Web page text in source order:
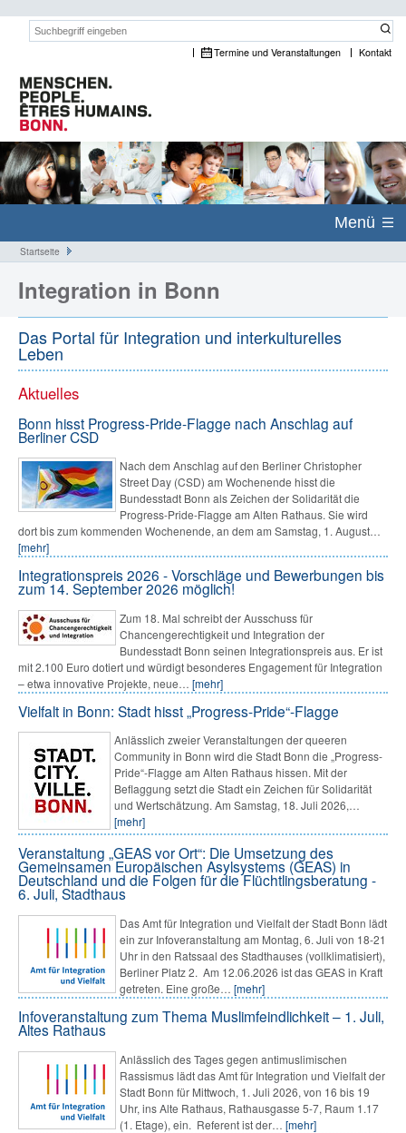
Suchwort:
Termine und Veranstaltungen Kontakt
Menü
Startseite
Integration in Bonn
Das Portal für Integration und interkulturelles
Leben
Aktuelles
Bonn hisst Progress-Pride-Flagge nach Anschlag auf
Berliner CSD
Nach dem Anschlag auf den Berliner Christopher
Street Day (CSD) am Wochenende hisst die
Bundesstadt Bonn als Zeichen der Solidarität die
Progress-Pride-Flagge am Alten Rathaus. Sie wird
dort bis zum kommenden Wochenende, an dem am Samstag, 1. August…
[mehr]
Integrationspreis 2026 - Vorschläge und Bewerbungen bis
zum 14. September 2026 möglich!
Zum 18. Mal schreibt der Ausschuss für
Chancengerechtigkeit und Integration der
Bundesstadt Bonn seinen Integrationspreis aus. Er ist
mit 2.100 Euro dotiert und würdigt besonderes Engagement für Integration
– etwa innovative Projekte, neue… [mehr]
Vielfalt in Bonn: Stadt hisst „Progress-Pride“-Flagge
Anlässlich zweier Veranstaltungen der queeren
Community in Bonn wird die Stadt Bonn die „Progress-
Pride“-Flagge am Alten Rathaus hissen. Mit der
Beflaggung setzt die Stadt ein Zeichen für Solidarität
und Wertschätzung. Am Samstag, 18. Juli 2026,…
[mehr]
Veranstaltung „GEAS vor Ort“: Die Umsetzung des
Gemeinsamen Europäischen Asylsystems (GEAS) in
Deutschland und die Folgen für die Flüchtlingsberatung -
6. Juli, Stadthaus
Das Amt für Integration und Vielfalt der Stadt Bonn lädt
ein zur Infoveranstaltung am Montag, 6. Juli von 18-21
Uhr in den Ratssaal des Stadthauses (vollklimatisiert),
Berliner Platz 2. Am 12.06.2026 ist das GEAS in Kraft
getreten. Eine große… [mehr]
Infoveranstaltung zum Thema Muslimfeindlichkeit – 1. Juli,
Altes Rathaus
Anlässlich des Tages gegen antimuslimischen
Rassismus lädt das Amt für Integration und Vielfalt der
Stadt Bonn für Mittwoch, 1. Juli 2026, von 16 bis 19
Uhr, ins Alte Rathaus, Rathausgasse 5-7, Raum 1.17
(1. Etage), ein. Referent ist der… [mehr]